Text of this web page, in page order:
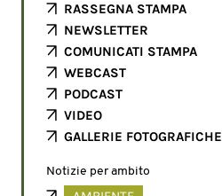
RASSEGNA STAMPA
NEWSLETTER
COMUNICATI STAMPA
WEBCAST
PODCAST
VIDEO
GALLERIE FOTOGRAFICHE
Notizie per ambito